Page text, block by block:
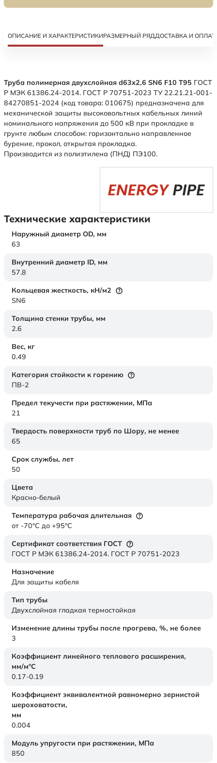
ОПИСАНИЕ И ХАРАКТЕРИСТИКИРАЗМЕРНЫЙ РЯДДОСТАВКА И
Труба полимерная двухслойная d63х2,6 SN6 F10 Т95 ГОСТ
Р МЭК 61386.24-2014. ГОСТ Р 70751-2023 ТУ 22.21.21-001-
84270851-2024 (код товара: 010675) предназначена для
механической защиты высоковольтных кабельных линий
номинального напряжения до 500 кВ при прокладке в
грунте любым способом: горизонтально направленное
бурение, прокол, открытая прокладка.
Производится из полиэтилена (ПНД) ПЭ100.
Технические характеристики
Наружный диаметр OD, мм
63
Внутренний диаметр ID, мм
57.8
Кольцевая жесткость, кН/м2
SN6
Толщина стенки трубы, мм
2.6
Вес, кг
0.49
Категория стойкости к горению
ПВ-2
Предел текучести при растяжении, МПа
21
Твердость поверхности труб по Шору, не менее
65
Срок службы, лет
50
Цвета
Красно-белый
Температура рабочая длительная
от -70°C до +95°C
Сертификат соответствия ГОСТ
ГОСТ Р МЭК 61386.24-2014. ГОСТ Р 70751-2023
Назначение
Для защиты кабеля
Тип трубы
Двухслойная гладкая термостойкая
Изменение длины трубы после прогрева, %, не более
3
Коэффициент линейного теплового расширения,
мм/м°С
0.17-0.19
Коэффициент эквивалентной равномерно зернистой
шероховатости,
мм
0.004
Модуль упругости при растяжении, МПа
850